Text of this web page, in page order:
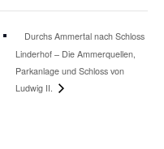
Durchs Ammertal nach Schloss
Linderhof – Die Ammerquellen,
Parkanlage und Schloss von
Ludwig II.